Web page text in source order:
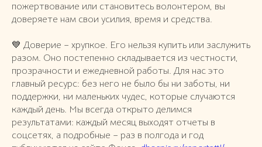
пожертвование или становитесь волонтером, вы
доверяете нам свои усилия, время и средства.
💙 Доверие – хрупкое. Его нельзя купить или заслужить
разом. Оно постепенно складывается из честности,
прозрачности и ежедневной работы. Для нас это
главный ресурс: без него не было бы ни заботы, ни
поддержки, ни маленьких чудес, которые случаются
каждый день. Мы всегда открыто делимся
результатами: каждый месяц выходят отчеты в
соцсетях, а подробные – раз в полгода и год